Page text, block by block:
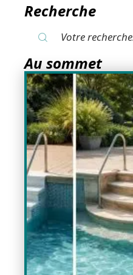
Recherche
Au sommet